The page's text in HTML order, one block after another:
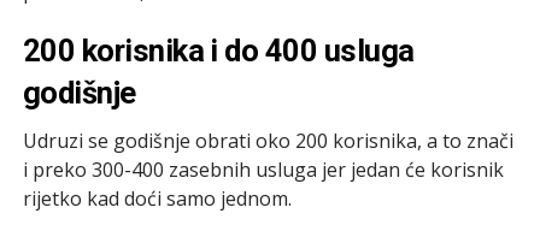
200 korisnika i do 400 usluga
godišnje
Udruzi se godišnje obrati oko 200 korisnika, a to znači
i preko 300-400 zasebnih usluga jer jedan će korisnik
rijetko kad doći samo jednom.